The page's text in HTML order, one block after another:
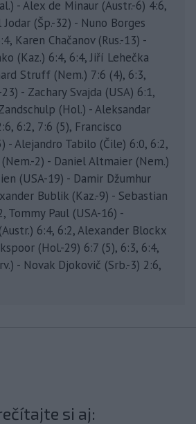
- Alex de Minaur (Austr.-6) 4:6,
(Šp.-32) - Nuno Borges
Karen Chačanov (Rus.-13) -
(Kaz.) 6:4, 6:4, Jiří Lehečka
Struff (Nem.) 7:6 (4), 6:3,
- Zachary Svajda (USA) 6:1,
(Hol.) - Aleksandar
6:2, 7:6 (5), Francisco
- Alejandro Tabilo (Čile) 6:0, 6:2,
2) - Daniel Altmaier (Nem.)
(USA-19) - Damir Džumhur
Bublik (Kaz.-9) - Sebastian
Tommy Paul (USA-16) -
6:4, 6:2, Alexander Blockx
(Hol.-29) 6:7 (5), 6:3, 6:4,
- Novak Djokovič (Srb.-3) 2:6,
si aj: